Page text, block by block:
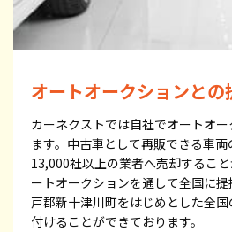
オートオークションとの
カーネクストでは自社でオートオ
ます。中古車として再販できる車
13,000社以上の業者へ売却するこ
ートオークションを通して全国に
戸郡新十津川町をはじめとした全
付けることができております。